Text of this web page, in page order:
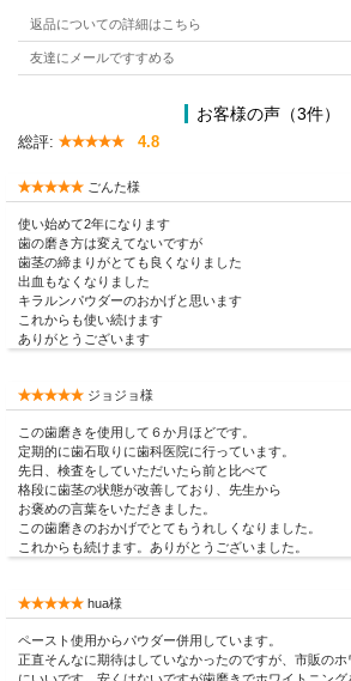
返品についての詳細はこちら
友達にメールですすめる
お客様の声（3件）
総評: 4.8
ごんた様
使い始めて2年になります
歯の磨き方は変えてないですが
歯茎の締まりがとても良くなりました
出血もなくなりました
キラルンパウダーのおかげと思います
これからも使い続けます
ありがとうございます
ジョジョ様
この歯磨きを使用して６か月ほどです。
定期的に歯石取りに歯科医院に行っています。
先日、検査をしていただいたら前と比べて
格段に歯茎の状態が改善しており、先生から
お褒めの言葉をいただきました。
この歯磨きのおかげでとてもうれしくなりました。
これからも続けます。ありがとうございました。
hua様
ペースト使用からパウダー併用しています。
正直そんなに期待はしていなかったのですが、市販の